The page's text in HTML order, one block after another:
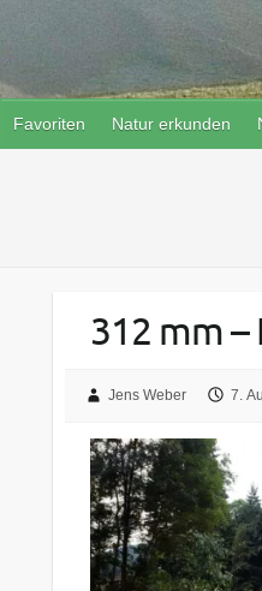
Favoriten Natur erkunden
312 mm
Jens Weber 7.